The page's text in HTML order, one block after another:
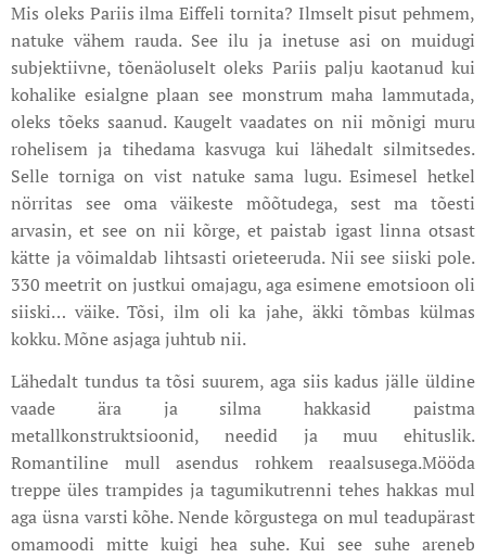
Mis oleks Pariis ilma Eiffeli tornita? Ilmselt pisut pehmem,
natuke vähem rauda. See ilu ja inetuse asi on muidugi
subjektiivne, tõenäoluselt oleks Pariis palju kaotanud kui
kohalike esialgne plaan see monstrum maha lammutada,
oleks tõeks saanud. Kaugelt vaadates on nii mõnigi muru
rohelisem ja tihedama kasvuga kui lähedalt silmitsedes.
Selle torniga on vist natuke sama lugu. Esimesel hetkel
nörritas see oma väikeste mõõtudega, sest ma tõesti
arvasin, et see on nii kõrge, et paistab igast linna otsast
kätte ja võimaldab lihtsasti orieteeruda. Nii see siiski pole.
330 meetrit on justkui omajagu, aga esimene emotsioon oli
siiski… väike. Tõsi, ilm oli ka jahe, äkki tõmbas külmas
kokku. Mõne asjaga juhtub nii.
Lähedalt tundus ta tõsi suurem, aga siis kadus jälle üldine
vaade ära ja silma hakkasid paistma
metallkonstruktsioonid, needid ja muu ehituslik.
Romantiline mull asendus rohkem reaalsusega.Mööda
treppe üles trampides ja tagumikutrenni tehes hakkas mul
aga üsna varsti kõhe. Nende kõrgustega on mul teadupärast
omamoodi mitte kuigi hea suhe. Kui see suhe areneb